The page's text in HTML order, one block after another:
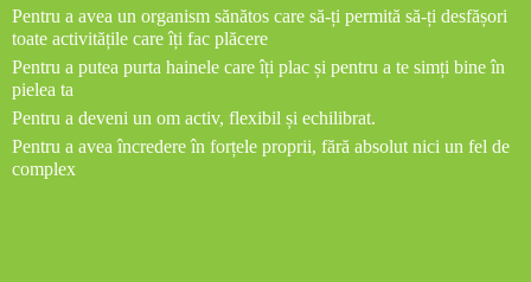
Pentru a avea un organism sănătos care să-ți permită să-ți desfășori
toate activitățile care îți fac plăcere
Pentru a putea purta hainele care îți plac și pentru a te simți bine în
pielea ta
Pentru a deveni un om activ, flexibil și echilibrat.
Pentru a avea încredere în forțele proprii, fără absolut nici un fel de
complex